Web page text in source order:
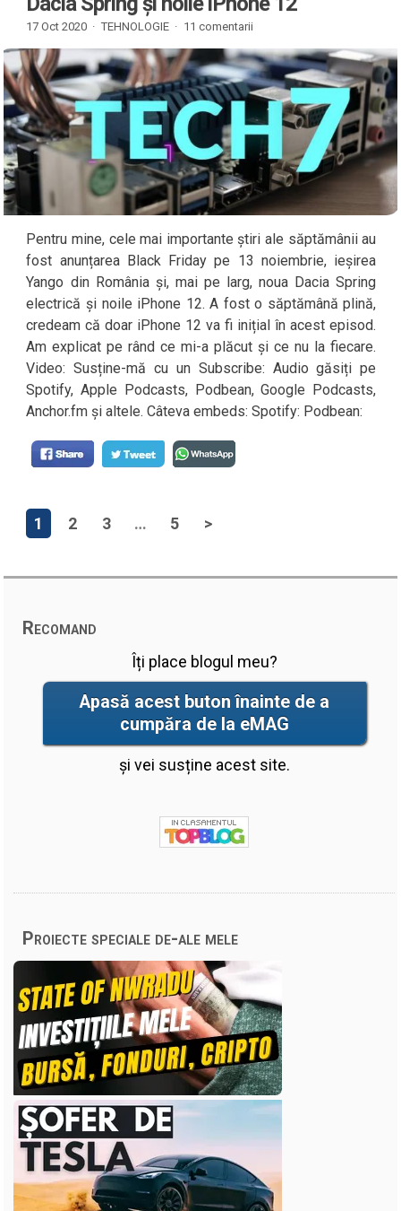
17 Oct 2020 · TEHNOLOGIE · 11 comentarii
Pentru mine, cele mai importante știri ale săptămânii au
fost anunțarea Black Friday pe 13 noiembrie, ieșirea
Yango din România și, mai pe larg, noua Dacia Spring
electrică și noile iPhone 12. A fost o săptămână plină,
credeam că doar iPhone 12 va fi inițial în acest episod.
Am explicat pe rând ce mi-a plăcut și ce nu la fiecare.
Video: Susține-mă cu un Subscribe: Audio găsiți pe
Spotify, Apple Podcasts, Podbean, Google Podcasts,
Anchor.fm și altele. Câteva embeds: Spotify: Podbean:
1 2 3 … 5 >
Recomand
Îți place blogul meu?
Apasă acest buton înainte de a
cumpăra de la eMAG
și vei susține acest site.
Proiecte speciale de-ale mele